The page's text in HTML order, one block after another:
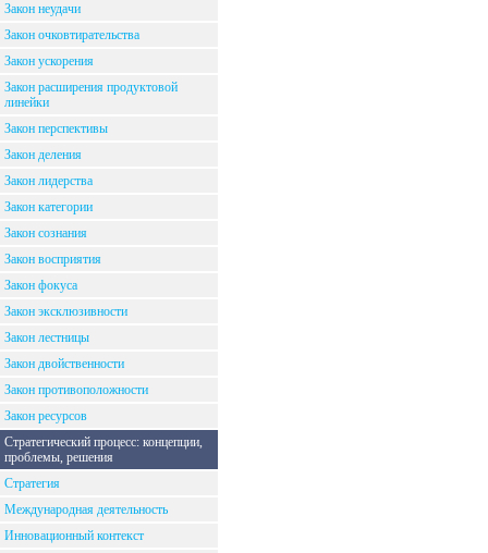
Закон неудачи
Закон очковтирательства
Закон ускорения
Закон расширения продуктовой
линейки
Закон перспективы
Закон деления
Закон лидерства
Закон категории
Закон сознания
Закон восприятия
Закон фокуса
Закон эксклюзивности
Закон лестницы
Закон двойственности
Закон противоположности
Закон ресурсов
Стратегический процесс: концепции,
проблемы, решения
Стратегия
Международная деятельность
Инновационный контекст